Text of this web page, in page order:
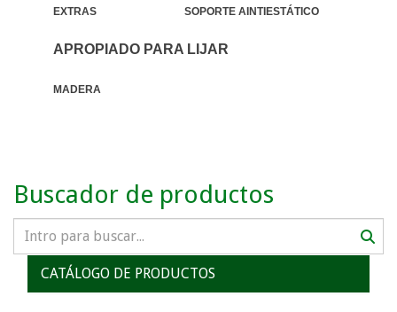
EXTRAS SOPORTE AINTIESTÁTICO
APROPIADO PARA LIJAR
MADERA
Buscador de productos
CATÁLOGO DE PRODUCTOS